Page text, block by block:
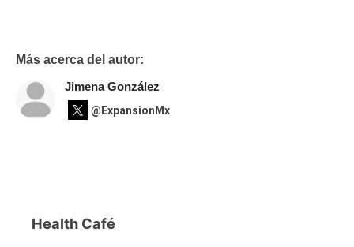
Más acerca del autor:
Jimena González
@ExpansionMx
Health Café